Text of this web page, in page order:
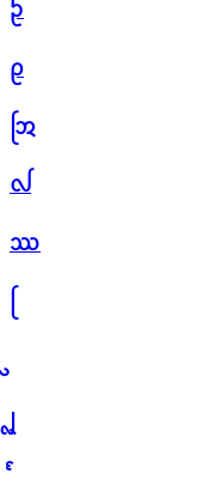
ᩐ
ᩑ
ᩒ
ᩓ
ᩔ
ᩗ